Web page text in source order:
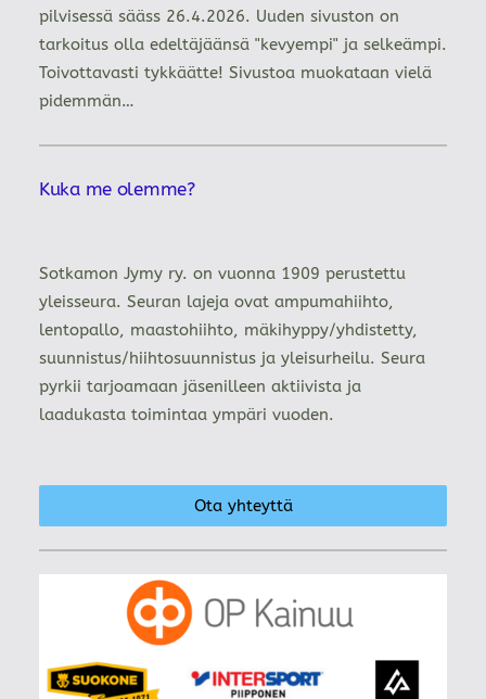
pilvisessä sääss 26.4.2026. Uuden sivuston on
tarkoitus olla edeltäjäänsä "kevyempi" ja selkeämpi.
Toivottavasti tykkäätte! Sivustoa muokataan vielä
pidemmän…
Kuka me olemme?
Sotkamon Jymy ry. on vuonna 1909 perustettu
yleisseura. Seuran lajeja ovat ampumahiihto,
lentopallo, maastohiihto, mäkihyppy/yhdistetty,
suunnistus/hiihtosuunnistus ja yleisurheilu. Seura
pyrkii tarjoamaan jäsenilleen aktiivista ja
laadukasta toimintaa ympäri vuoden.
Ota yhteyttä